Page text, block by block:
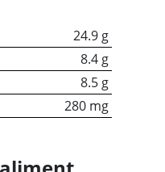
24.9 g
8.4 g
8.5 g
280 mg